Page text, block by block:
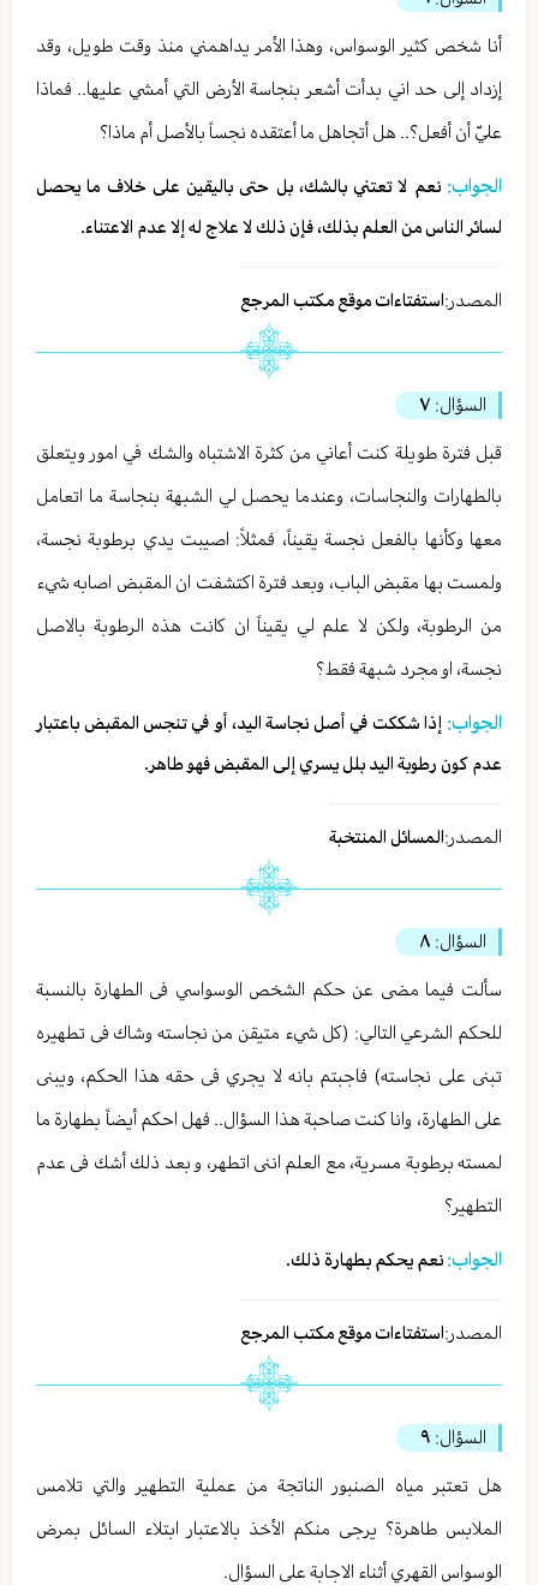
أنا شخص كثير الوسواس، وهذا الأمر يداهمني منذ وقت طويل، وقد
إزداد إلى حد اني بدأت أشعر بنجاسة الأرض التي أمشي عليها.. فماذا
عليّ أن أفعل؟.. هل أتجاهل ما أعتقده نجساً بالأصل أم ماذا؟
الجواب:نعم لا تعتني بالشك، بل حتى باليقين على خلاف ما يحصل
لسائر الناس من العلم بذلك، فإن ذلك لا علاج له إلا عدم الاعتناء.
المصدر:استفتاءات موقع مكتب المرجع
السؤال: ٧
قبل فترة طويلة كنت أعاني من كثرة الاشتباه والشك في امور ويتعلق
بالطهارات والنجاسات، وعندما يحصل لي الشبهة بنجاسة ما اتعامل
معها وكأنها بالفعل نجسة يقيناً، فمثلاً: اصيبت يدي برطوبة نجسة،
ولمست بها مقبض الباب، وبعد فترة اكتشفت ان المقبض اصابه شيء
من الرطوبة، ولكن لا علم لي يقيناً ان كانت هذه الرطوبة بالاصل
نجسة، او مجرد شبهة فقط؟
الجواب: إذا شككت في أصل نجاسة اليد، أو في تنجس المقبض باعتبار
عدم كون رطوبة اليد بلل يسري إلى المقبض فهو طاهر.
المصدر:المسائل المنتخبة
السؤال: ٨
سألت فيما مضى عن حكم الشخص الوسواسي فى الطهارة بالنسبة
للحكم الشرعي التالي: (كل شيء متيقن من نجاسته وشاك فى تطهيره
تبنى على نجاسته) فاجبتم بانه لا يجري فى حقه هذا الحكم، ويبنى
على الطهارة، وانا كنت صاحبة هذا السؤال.. فهل احكم أيضاً بطهارة ما
لمسته برطوبة مسرية، مع العلم اننى اتطهر، و بعد ذلك أشك فى عدم
التطهير؟
الجواب: نعم يحكم بطهارة ذلك.
المصدر:استفتاءات موقع مكتب المرجع
السؤال: ٩
هل تعتبر مياه الصنبور الناتجة من عملية التطهير والتي تلامس
الملابس طاهرة؟ يرجى منكم الأخذ بالاعتبار ابتلاء السائل بمرض
الوسواس القهري أثناء الاجابة على السؤال.